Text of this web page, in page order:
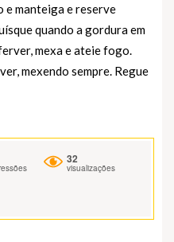
manteiga e reserve
quando a gordura em
mexa e ateie fogo.
mexendo sempre. Regue
32
visualizações